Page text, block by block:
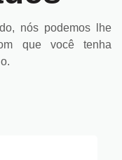
nós podemos lhe
que você tenha